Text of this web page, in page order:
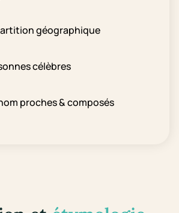
géographique
célèbres
proches & composés